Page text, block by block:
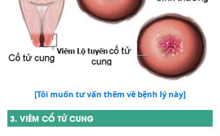
[Tôi muốn tư vấn thêm về bệnh lý này]
3. VIÊM CỔ TỬ CUNG